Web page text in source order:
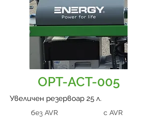
OPT-ACT-005
Увеличен резервоар 25 л.
без AVR с AVR